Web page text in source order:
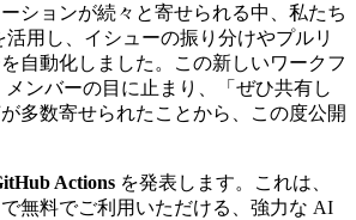
ションが続々と寄せられる中、私たち
活用し、イシューの振り分けやプルリ
自動化しました。この新しいワークフ
メンバーの目に止まり、「ぜひ共有し
多数寄せられたことから、この度公開
Actions を発表します。これは、
無料でご利用いただける、強力な AI